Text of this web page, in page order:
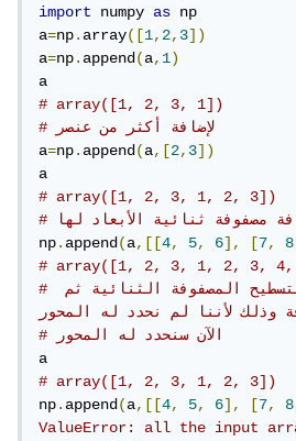
import
numpy as np
a=np.array([1,2,3])
a=np.append(a,1)
# array([1, 2, 3, 1])
# لإضافة أكثر من عنصر
a=np.append(a,[2,3])
# array([1, 2, 3, 1, 2, 3])
مصفوفة ثنائية الأبعاد لها
np.append(a,[[4, 5, 6], [7,
# array([1, 2, 3, 1, 2, 3,
# لاحظ كيف قام بتسطيح المصفوفة الثنائية ثم
وذلك لأننا لم نحدد له المحور
# الآن سنحدد له المحور
# array([1, 2, 3, 1, 2, 3])
np.append(a,[[4, 5, 6], [7,
ValueError: all the input